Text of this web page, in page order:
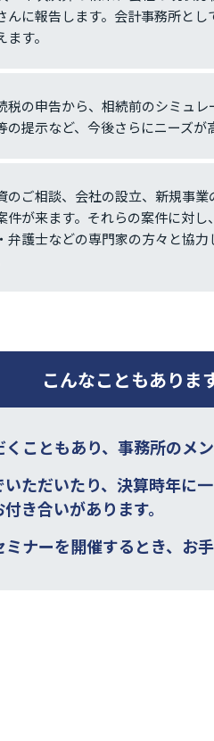
んに報告します。会計事務所と
ます。
税の申告から、相続前のシミュ
の提示など、今後さらにニーズが
のご相談、会社の設立、新規事
件が来ます。それらの案件に対
弁護士などの専門家の方々と協
こんなこともありま
こともあり、事務所のメ
ただいたり、決算時年に
き合いがあります。
ナーを開催するとき、お